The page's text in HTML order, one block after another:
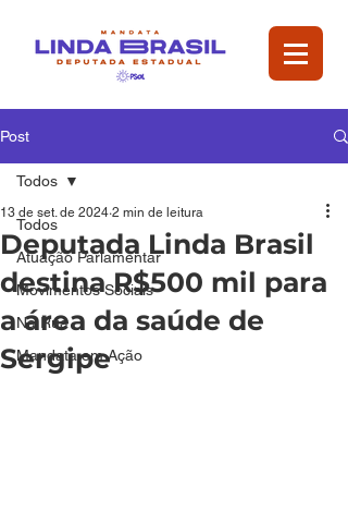
Post
Todos
Atuação Parlamentar
Movimentos Sociais
Na Rua
Mandata em Ação
Todos
Deputada Linda Brasil
destina R$500 mil para
a área da saúde de
Sergipe
13 de set. de 2024 2 min de leitura